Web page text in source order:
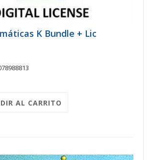
K Bundle + Lic
AL CARRITO